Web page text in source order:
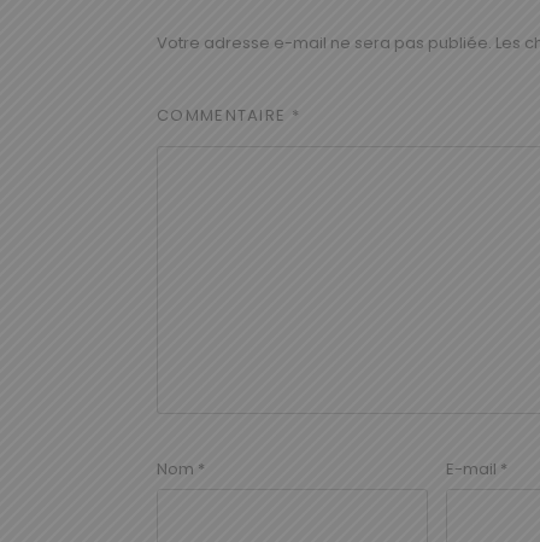
Votre adresse e-mail ne sera pas publiée. Les
COMMENTAIRE *
Nom * E-mail *